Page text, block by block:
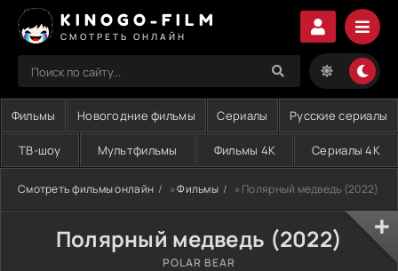
KINOGO-FILM
СМОТРЕТЬ ОНЛАЙН
Фильмы Новогодние фильмы Сериалы Русские сериалы
ТВ-шоу Мультфильмы Фильмы 4K Сериалы 4K
Смотреть фильмы онлайн »Фильмы » Полярный медведь (2022)
Полярный медведь (2022)
POLAR BEAR